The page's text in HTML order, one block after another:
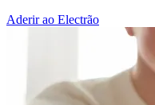
Aderir ao Electrão